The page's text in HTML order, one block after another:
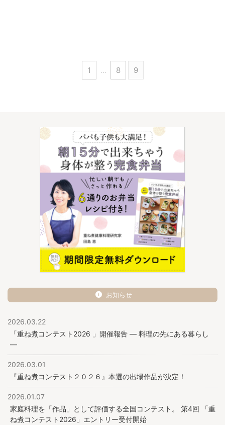
1 … 8 9
お知らせ
2026.03.22
「重ね煮コンテスト2026 」開催報告 ― 料理の先にある暮らし
―
2026.03.01
『重ね煮コンテスト２０２６』本選の出場作品が決定！
2026.01.07
家庭料理を「作品」として評価する全国コンテスト。 第4回 「重
ね煮コンテスト2026」エントリー受付開始